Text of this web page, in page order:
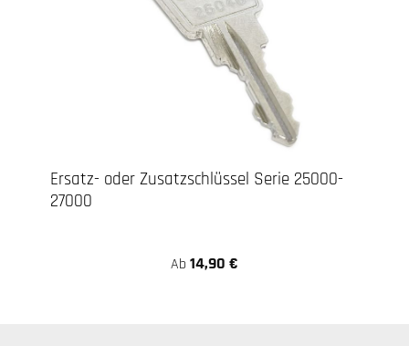
Ersatz- oder Zusatzschlüssel Serie 25000-
27000
Ab 14,90 €